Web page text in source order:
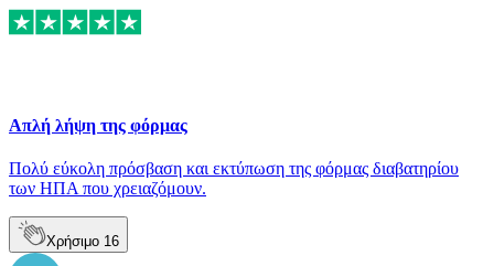
Απλή λήψη της φόρμας
Πολύ εύκολη πρόσβαση και εκτύπωση της φόρμας διαβατηρίου
των ΗΠΑ που χρειαζόμουν.
Χρήσιμο 16